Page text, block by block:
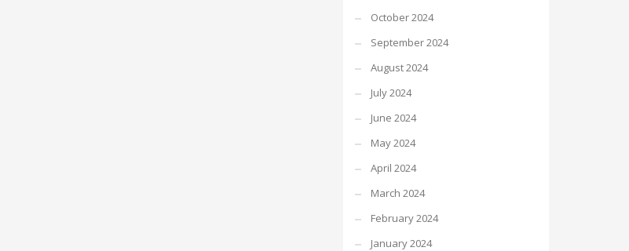
October 2024
September 2024
August 2024
July 2024
June 2024
May 2024
April 2024
March 2024
February 2024
January 2024